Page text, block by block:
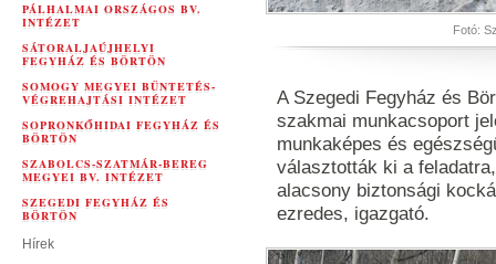
PÁLHALMAI ORSZÁGOS BV.
INTÉZET
SÁTORALJAÚJHELYI
FEGYHÁZ ÉS BÖRTÖN
SOMOGY MEGYEI BÜNTETÉS-
VÉGREHAJTÁSI INTÉZET
SOPRONKŐHIDAI FEGYHÁZ ÉS
BÖRTÖN
SZABOLCS-SZATMÁR-BEREG
MEGYEI BV. INTÉZET
SZEGEDI FEGYHÁZ ÉS
BÖRTÖN
Hírek
Fotó:
A Szegedi Fegyház és
szakmai munkacsoport
munkaképes és
választották ki a
alacsony biztonsági
ezredes, igazgató.